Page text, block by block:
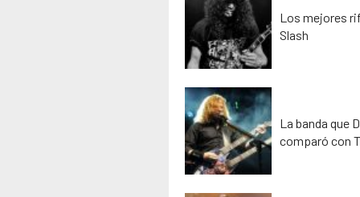
Los mejores
Slash
La banda que
comparó con